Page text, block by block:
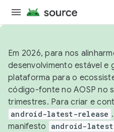
Em 2026, para nos
desenvolvimento estável e
plataforma para o
código-fonte no AOSP no
trimestres. Para criar e
android-latest-release
manifesto
android-